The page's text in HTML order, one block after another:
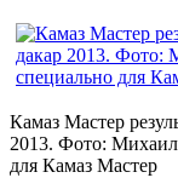
Камаз Мастер
2013. Фото:
для Камаз Мастер